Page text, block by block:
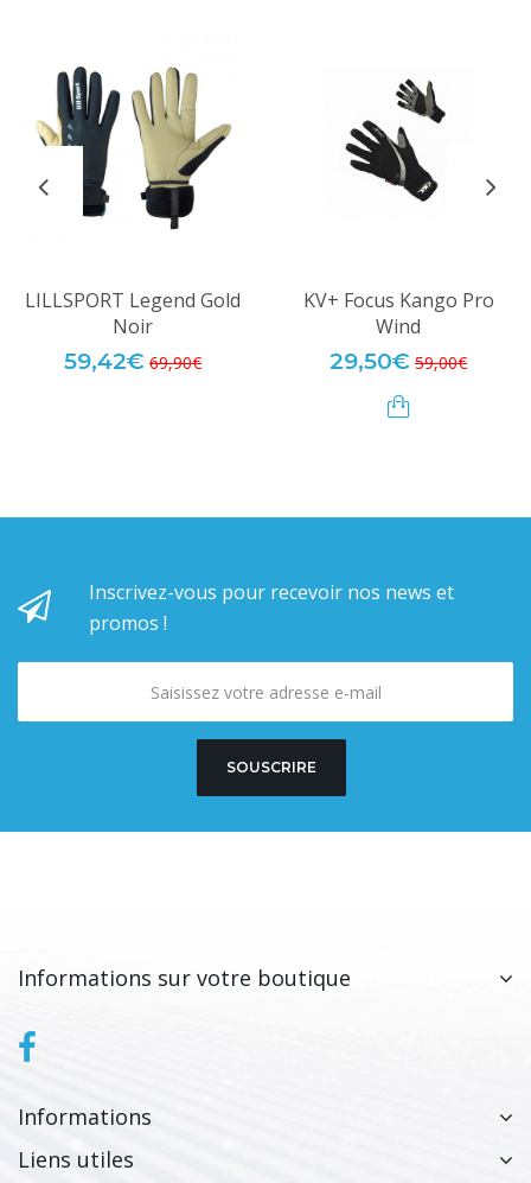
LILLSPORT Legend Gold
Noir
59,42€ 69,90€
KV+ Focus Kango Pro
Wind
29,50€ 59,00€
Inscrivez-vous pour recevoir nos news et
promos !
SOUSCRIRE
Informations sur votre boutique
Informations
Liens utiles